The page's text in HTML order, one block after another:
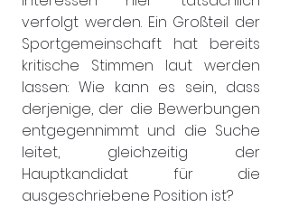
verfolgt werden. Ein Großteil der
Sportgemeinschaft hat bereits
kritische Stimmen laut werden
lassen: Wie kann es sein, dass
derjenige, der die Bewerbungen
entgegennimmt und die Suche
leitet, gleichzeitig der
Hauptkandidat für die
ausgeschriebene Position ist?